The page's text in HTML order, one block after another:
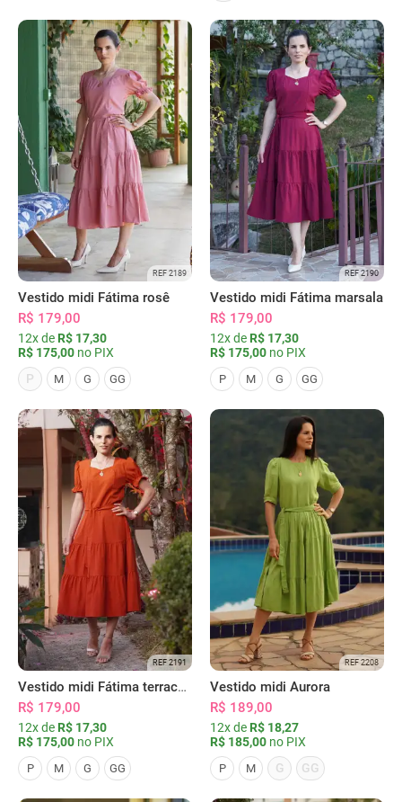
REF 2189
Vestido midi Fátima rosê
R$ 179,00
12x de R$ 17,30
R$ 175,00 no PIX
P
M G GG
REF 2190
Vestido midi Fátima marsala
R$ 179,00
12x de R$ 17,30
R$ 175,00 no PIX
P M G GG
REF 2191
Vestido midi Fátima terracota
R$ 179,00
12x de R$ 17,30
R$ 175,00 no PIX
P M G GG
REF 2208
Vestido midi Aurora
R$ 189,00
12x de R$ 18,27
R$ 185,00 no PIX
P M G GG